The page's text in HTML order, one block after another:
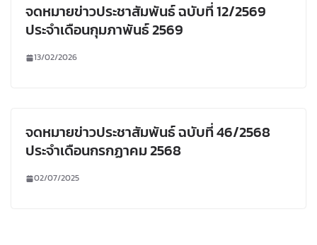
จดหมายข่าวประชาสัมพันธ์ ฉบับที่ 12/2569
ประจำเดือนกุมภาพันธ์ 2569
13/02/2026
จดหมายข่าวประชาสัมพันธ์ ฉบับที่ 46/2568
ประจำเดือนกรกฏาคม 2568
02/07/2025